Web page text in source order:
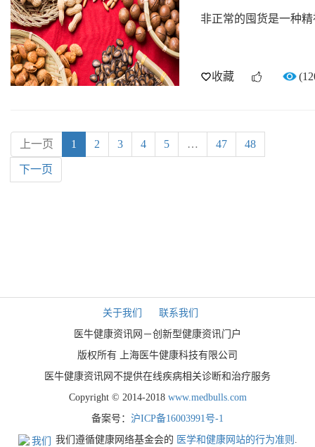
非正常的囤货是一种
收藏
上一页 1 2 3 4 5 … 47 48
下一页
关于我们
联系我们
医牛健康资讯网－创新型健康资讯门户
版权所有 上海医牛健康科技有限公司
医牛健康资讯网不提供在线疾病相关诊断和治疗服务
Copyright © 2014-2018 www.medbulls.com
备案号： 沪ICP备16003991号-1
我们遵循健康网络基金会的 医学和健康网站的行为准则 .